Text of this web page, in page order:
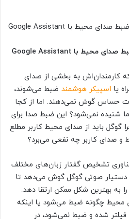
صدای محیط با Google Assistant
کارمندان‌اش به بخشی از صدای
یا اسپیکر هوشمند ضبط می‌شوند،
حساس گوش نمی‌دهند. اما از کجا
شنیده نمی‌شود؟ این ضبط صدا برای
گوگل باید از صدای محیط کاربر مطلع
و صدای کاربر چه نفعی می‌برد؟
تشخیص گفتار زبان‌های مختلف
دستیار صوتی گوگل گوش می‌دهد تا
به بهترین شکل ممکن ارتقا دهد.
محیط چگونه ضبط می‌شود یا اینکه
شده و ضبط نمی‌شود، در